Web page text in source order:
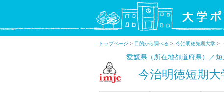
トップページ > 目的から調べる > 今治明徳短期大学 >
愛媛県（所在地都道府県）／短
今治明徳短期大